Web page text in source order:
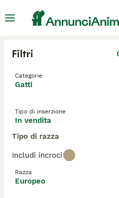
Filtri
Categorie
Gatti
Tipo di inserzione
In vendita
Tipo di razza
Includi incroci
Razza
Europeo